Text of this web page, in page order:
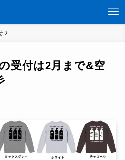
受付は2月まで&空